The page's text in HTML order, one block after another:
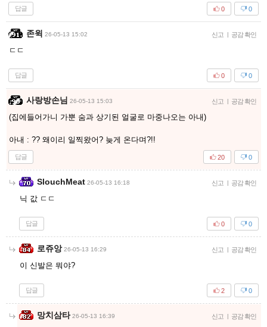
답글 0
0
존윅 26-05-13 15:02 신고 공감 확인
ㄷㄷ
답글 0
0
사랑방손님 26-05-13 15:03 신고 공감 확인
(집에들어가니 가뿐 숨과 상기된 얼굴로 마중나오는 아내)
아내 : ?? 왜이리 일찍왔어? 늦게 온다며?!!
답글 0
20
SlouchMeat 26-05-13 16:18 신고 공감 확인
닉 값 ㄷㄷ
답글 0
0
로쥬앙 26-05-13 16:29 신고 공감 확인
이 신발은 뭐야?
답글 0
2
망치삼타 26-05-13 16:39 신고 공감 확인